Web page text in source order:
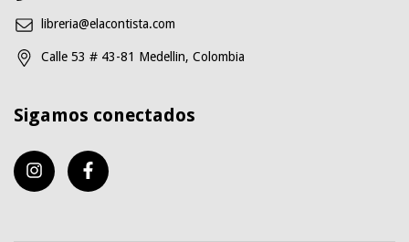
libreria@elacontista.com
Calle 53 # 43-81 Medellin, Colombia
Sigamos conectados